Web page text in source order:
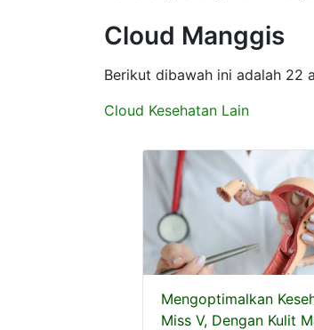
Cloud Manggis
Berikut dibawah ini adalah 22
Cloud Kesehatan Lain
Mengoptimalkan
Miss V, Dengan Kulit